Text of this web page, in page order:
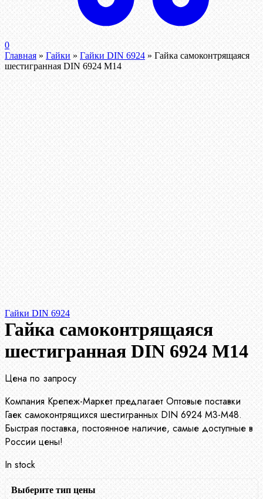
0
Главная » Гайки » Гайки DIN 6924 » Гайка самоконтрящаяся
шестигранная DIN 6924 М14
Гайки DIN 6924
Гайка самоконтрящаяся
шестигранная DIN 6924 М14
Цена по запросу
Компания Крепеж-Маркет предлагает Оптовые поставки
Гаек самоконтрящихся шестигранных DIN 6924 М3-М48.
Быстрая поставка, постоянное наличие, самые доступные в
России цены!
In stock
Выберите тип цены